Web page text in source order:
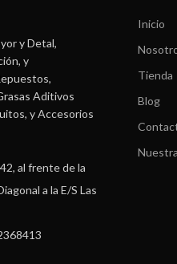
y Detal,
y
Aditivos
y Accesorios
al frente de la
a la E/S Las
Inicio
Tienda
Blog